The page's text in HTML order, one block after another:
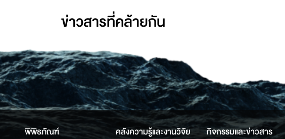
ข่าวสารที่่คล้ายกัน
พิพิธภัณฑ์ คลังความรู้และงานวิจัย กิจกรรมและข่าวสาร